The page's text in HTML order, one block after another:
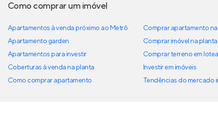
Como comprar um imóvel
Apartamentos à venda próximo ao Metrô
Apartamento garden
Apartamentos para investir
Coberturas à venda na planta
Como comprar apartamento
Comprar apartamento
Comprar imóvel na planta
Comprar terreno em
Investir em imóveis
Tendências do mercado